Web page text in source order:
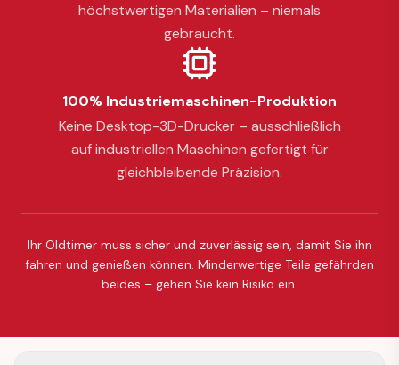
höchstwertigen Materialien – niemals
gebraucht.
100% Industriemaschinen-Produktion
Keine Desktop-3D-Drucker – ausschließlich
auf industriellen Maschinen gefertigt für
gleichbleibende Präzision.
Ihr Oldtimer muss sicher und zuverlässig sein, damit Sie ihn
fahren und genießen können. Minderwertige Teile gefährden
beides – gehen Sie kein Risiko ein.